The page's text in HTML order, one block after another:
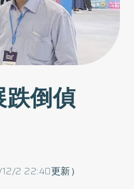
倒偵
2 22:40更新）